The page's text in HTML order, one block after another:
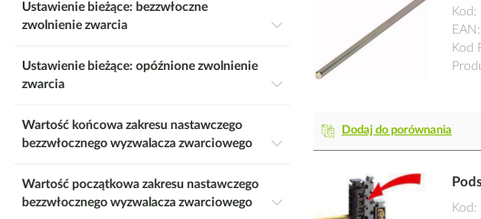
Kod
EAN
Kod
Dodaj do porównania
Kod
Ustawienie bieżące: bezzwłoczne
zwolnienie zwarcia
Ustawienie bieżące: opóźnione zwolnienie
zwarcia
Wartość końcowa zakresu nastawczego
bezzwłocznego wyzwalacza zwarciowego
Wartość początkowa zakresu nastawczego
bezzwłocznego wyzwalacza zwarciowego